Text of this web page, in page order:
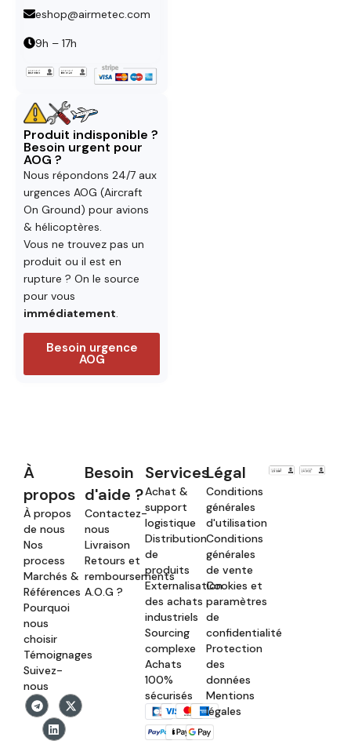
eshop@airmetec.com
9h – 17h
Produit indisponible ?
Besoin urgent pour
AOG ?
Nous répondons 24/7 aux
urgences AOG (Aircraft
On Ground) pour avions
& hélicoptères.
Vous ne trouvez pas un
produit ou il est en
rupture ? On le source
pour vous
immédiatement.
Besoin urgence
AOG
À
propos
À propos
de nous
Nos
process
Marchés &
Références
Pourquoi
nous
choisir
Témoignages
Suivez-
nous
Besoin
d'aide ?
Contactez-
nous
Livraison
Retours et
remboursements
A.O.G ?
Services
Achat &
support
logistique
Distribution
de
produits
Externalisation
des achats
industriels
Sourcing
complexe
Achats
100%
sécurisés
Légal
Conditions
générales
d'utilisation
Conditions
générales
de vente
Cookies et
paramètres
de
confidentialité
Protection
des
données
Mentions
légales